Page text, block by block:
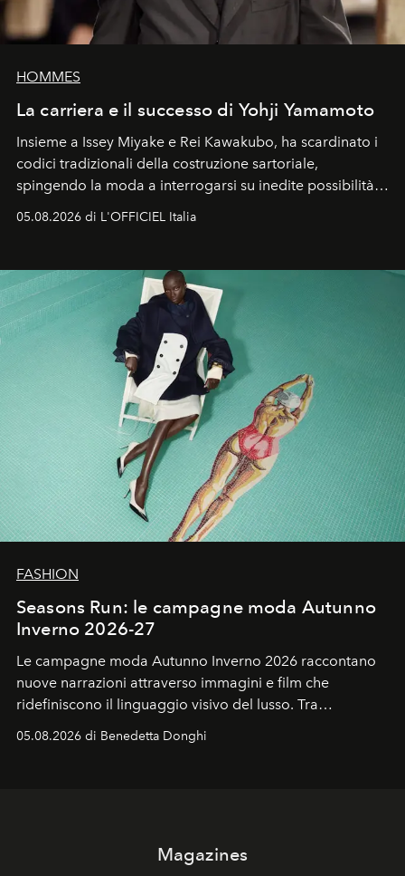
HOMMES
La carriera e il successo di Yohji Yamamoto
Insieme a Issey Miyake e Rei Kawakubo, ha scardinato i
codici tradizionali della costruzione sartoriale,
spingendo la moda a interrogarsi su inedite possibilità
un’impronta indelebile nella storia della moda.
05.08.2026 di L'OFFICIEL Italia
FASHION
Seasons Run: le campagne moda Autunno
Inverno 2026-27
Le campagne moda Autunno Inverno 2026 raccontano
nuove narrazioni attraverso immagini e film che
ridefiniscono il linguaggio visivo del lusso. Tra
contemporanea e storytelling d'autore, le maison
05.08.2026 di Benedetta Donghi
Magazines